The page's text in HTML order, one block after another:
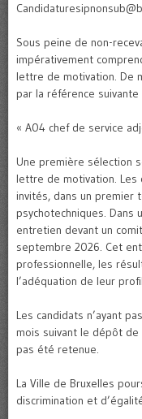
Sous peine de non-
impérativement
lettre de motivation. De
par la référence suivante
« A04 chef de service
Une première sélection
lettre de motivation.
invités, dans un premier
psychotechniques. Dans
entretien devant un
septembre 2026. Cet
professionnelle, les
l’adéquation de leur
Les candidats n’ayant
mois suivant le dépôt de
pas été retenue.
La Ville de Bruxelles
discrimination et